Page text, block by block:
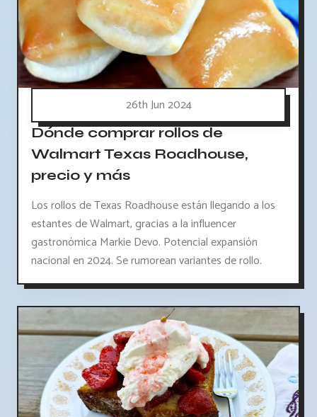
26th Jun 2024
Dónde comprar rollos de
Walmart Texas Roadhouse,
precio y más
Los rollos de Texas Roadhouse están llegando a los
estantes de Walmart, gracias a la influencer
gastronómica Markie Devo. Potencial expansión
nacional en 2024. Se rumorean variantes de rollo.